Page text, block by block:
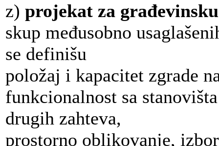
z) projekat za
skup međusobno
se definišu
položaj i kapacitet zgrade
funkcionalnost sa
drugih zahteva,
prostorno oblikovanje,